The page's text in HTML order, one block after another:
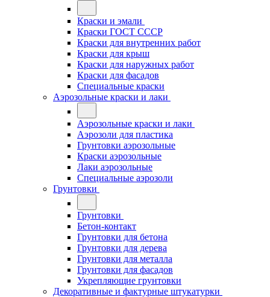
Краски и эмали
Краски ГОСТ СССР
Краски для внутренних работ
Краски для крыш
Краски для наружных работ
Краски для фасадов
Специальные краски
Аэрозольные краски и лаки
Аэрозольные краски и лаки
Аэрозоли для пластика
Грунтовки аэрозольные
Краски аэрозольные
Лаки аэрозольные
Специальные аэрозоли
Грунтовки
Грунтовки
Бетон-контакт
Грунтовки для бетона
Грунтовки для дерева
Грунтовки для металла
Грунтовки для фасадов
Укрепляющие грунтовки
Декоративные и фактурные штукатурки